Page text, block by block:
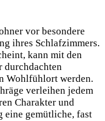
vor besondere
ihres Schlafzimmers.
kann mit den
durchdachten
Wohlfühlort werden.
verleihen jedem
Charakter und
eine gemütliche, fast